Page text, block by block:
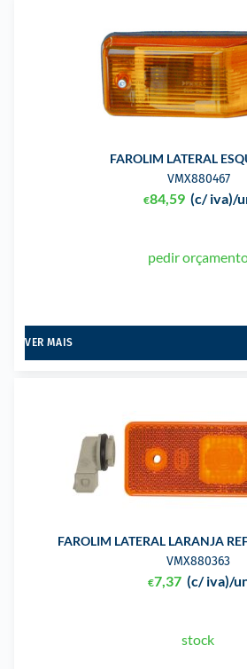
FAROLIM LATERAL
VMX880467
€84,59 (c/ iva)/
pedir
VER MAIS
FAROLIM LATERAL LARANJA
VMX880363
€7,37 (c/ iva)/
stock